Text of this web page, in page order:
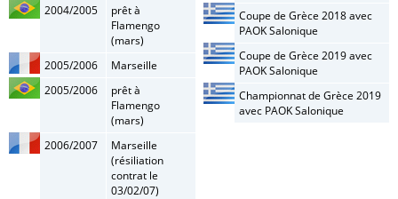
2004/2005
prêt à
Flamengo
(mars)
2005/2006
Marseille
2005/2006
prêt à
Flamengo
(mars)
2006/2007
Marseille
(résiliation
contrat le
03/02/07)
Coupe de Grèce 2018 avec
PAOK Salonique
Coupe de Grèce 2019 avec
PAOK Salonique
Championnat de Grèce 2019
avec PAOK Salonique